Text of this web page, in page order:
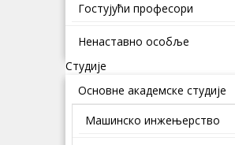
Гостујући професори
Ненаставно особље
Студије
Основне академске студије
Машинско инжењерство